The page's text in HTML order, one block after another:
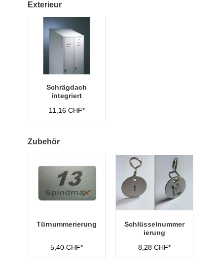
Exterieur
Schrägdach
integriert
11,16 CHF*
Zubehör
Türnummerierung
5,40 CHF*
Schlüsselnummer
ierung
8,28 CHF*